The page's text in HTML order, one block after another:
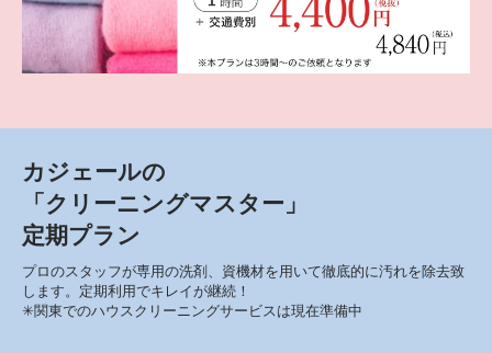
カジェールの
「クリーニングマスター」
定期プラン
プロのスタッフが専用の洗剤、資機材を用いて徹底的に汚れを除去致
します。定期利用でキレイが継続！
✳︎関東でのハウスクリーニングサービスは現在準備中